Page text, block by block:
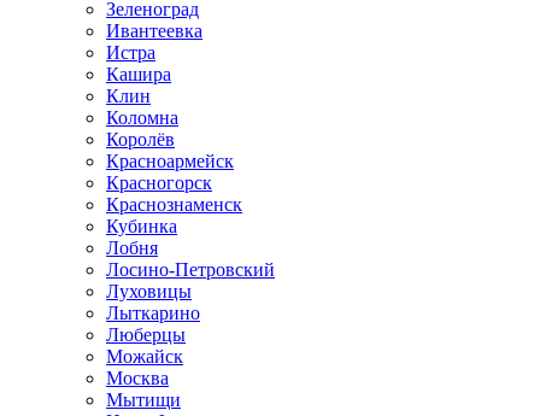
Зеленоград
Ивантеевка
Истра
Кашира
Клин
Коломна
Королёв
Красноармейск
Красногорск
Краснознаменск
Кубинка
Лобня
Лосино-Петровский
Луховицы
Лыткарино
Люберцы
Можайск
Москва
Мытищи